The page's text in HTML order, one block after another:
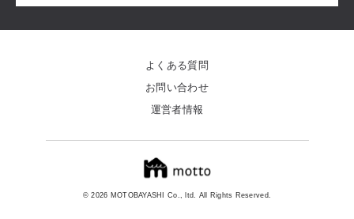
© 2026 MOTOBAYASHI Co., ltd. All Rights Reserved.
よくある質問
お問い合わせ
運営者情報